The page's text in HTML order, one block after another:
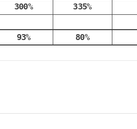
300% 335%
93% 80%